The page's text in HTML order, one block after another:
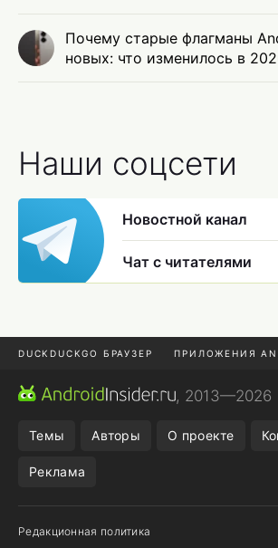
Почему старые флагманы
новых: что изменилось в
Наши соцсети
Новостной канал
Чат с читателями
DUCKDUCKGO БРАУЗЕР ПРИЛОЖЕНИЯ
CHROME БРАУЗЕР
, 2013—2026
Темы Авторы О проекте
Реклама
Редакционная политика